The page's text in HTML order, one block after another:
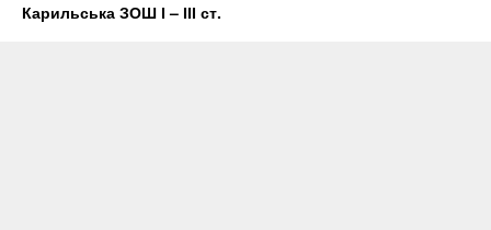
Карильська ЗОШ І – ІІІ ст.